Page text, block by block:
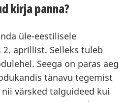
kirja panna?
üle-eestilisele
aprillist. Selleks tuleb
Seega on paras aeg
tänavu tegemist
värsked talguideed kui